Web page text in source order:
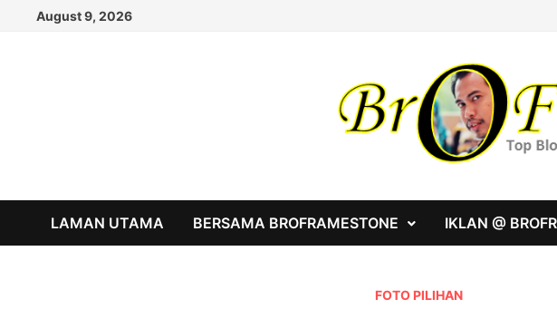
August 9, 2026
LAMAN UTAMA BERSAMA BROFRAMESTONE IKLAN @
FOTO PILIHAN